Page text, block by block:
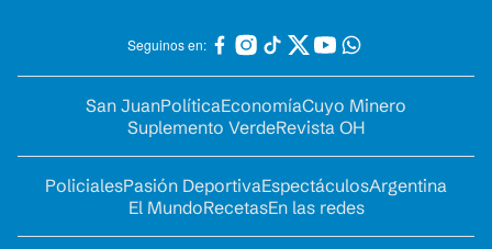
Seguinos en:
San JuanPolíticaEconomíaCuyo Minero
Suplemento VerdeRevista OH
PolicialesPasión DeportivaEspectáculosArgentina
El MundoRecetasEn las redes